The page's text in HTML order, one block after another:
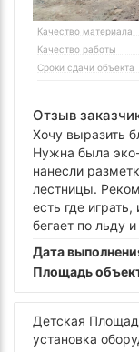
Качество материала
Качество работы
Сроки сдачи объекта
Отзыв
Хочу выразить
Нужна была
нанесли
лестницы.
есть где
бегает по льду
Дата
Площадь
Детская
установка